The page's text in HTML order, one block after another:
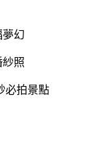
幻
紗照
必拍景點